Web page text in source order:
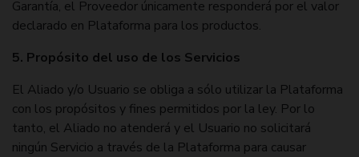
Garantía, el Proveedor únicamente responderá por el valor
declarado en Plataforma para los productos.
5. Propósito del uso de los Servicios
El Aliado y/o Usuario se obliga a sólo utilizar la Plataforma
con los propósitos y fines permitidos por la ley. Por lo
tanto, el Aliado no atenderá y el Usuario no solicitará
ningún Servicio a través de la Plataforma para causar